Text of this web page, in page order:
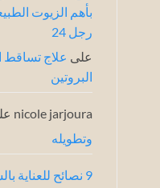
بأهم الزيوت
رجل 24
على علاج تساقط
البروتين
nicole jarjoura
وتطويله
9 نصائح للعناية